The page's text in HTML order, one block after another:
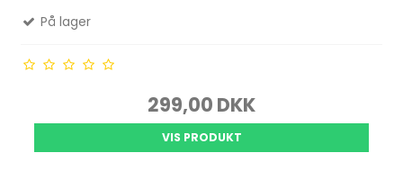
På lager
299,00 DKK
VIS PRODUKT